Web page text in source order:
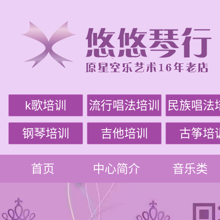
k歌培训 流行唱法培训 民族唱法
钢琴培训 吉他培训 古筝培
首页 中心简介 音乐类